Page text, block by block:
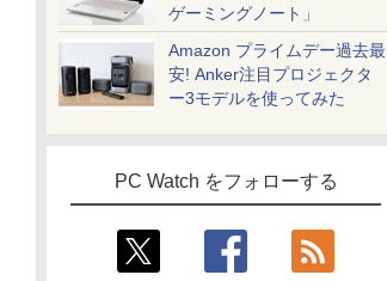
ゲーミングノート」
Amazon プライムデー過去最
安! Anker注目プロジェクタ
ー3モデルを使ってみた
PC Watch をフォローする